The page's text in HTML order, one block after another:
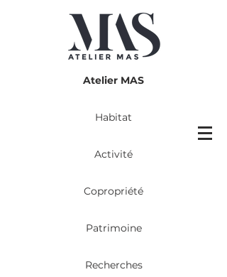
Atelier MAS
Habitat
Activité
Copropriété
Patrimoine
Recherches